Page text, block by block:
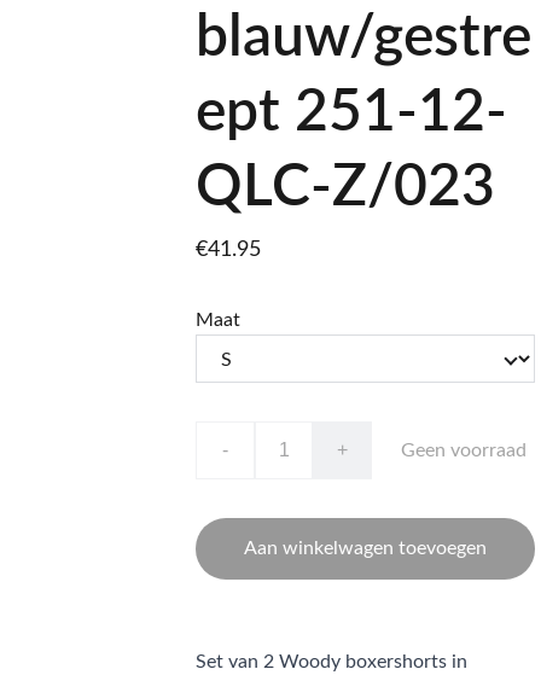
blauw/gestre
ept 251-12-
QLC-Z/023
€41.95
Maat
- + Geen voorraad
Aan winkelwagen toevoegen
Set van 2 Woody boxershorts in